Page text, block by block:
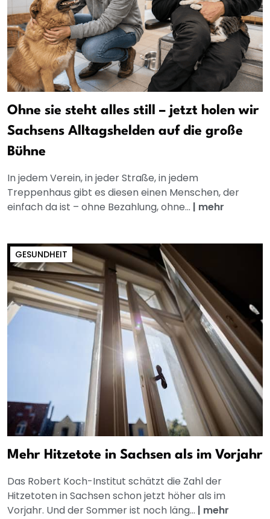
Ohne sie steht alles still – jetzt holen wir
Sachsens Alltagshelden auf die große
Bühne
In jedem Verein, in jeder Straße, in jedem
Treppenhaus gibt es diesen einen Menschen, der
einfach da ist – ohne Bezahlung, ohne... | mehr
GESUNDHEIT
Mehr Hitzetote in Sachsen als im Vorjahr
Das Robert Koch-Institut schätzt die Zahl der
Hitzetoten in Sachsen schon jetzt höher als im
Vorjahr. Und der Sommer ist noch läng... | mehr